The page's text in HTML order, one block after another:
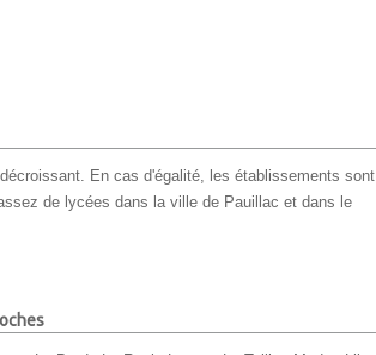
En cas d'égalité, les établissements sont
de lycées dans la ville de Pauillac et dans le